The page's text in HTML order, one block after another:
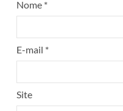
Nome *
E-mail *
Site